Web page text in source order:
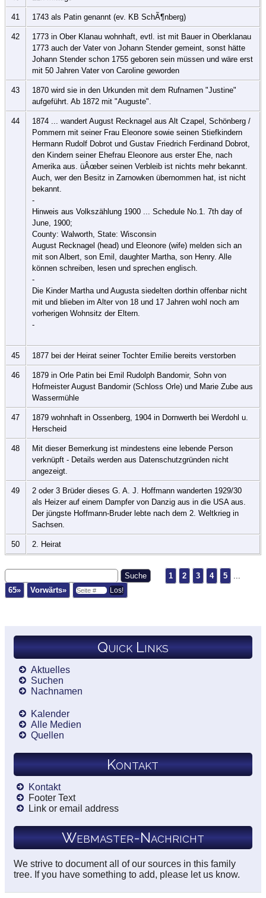
41 1743 als Patin genannt (ev. KB SchÃ¶nberg)
42
1773 in Ober Klanau wohnhaft, evtl. ist mit Bauer in Oberklanau
1773 auch der Vater von Johann Stender gemeint, sonst hätte
Johann Stender schon 1755 geboren sein müssen und wäre erst
mit 50 Jahren Vater von Caroline geworden
43
1870 wird sie in den Urkunden mit dem Rufnamen "Justine"
aufgeführt. Ab 1872 mit "Auguste".
44
1874 ... wandert August Recknagel aus Alt Czapel, Schönberg /
Pommern mit seiner Frau Eleonore sowie seinen Stiefkindern
Hermann Rudolf Dobrot und Gustav Friedrich Ferdinand Dobrot,
den Kindern seiner Ehefrau Eleonore aus erster Ehe, nach
Amerika aus. üÂœber seinen Verbleib ist nichts mehr bekannt.
Auch, wer den Besitz in Zarnowken übernommen hat, ist nicht
bekannt.
-
Hinweis aus Volkszählung 1900 ... Schedule No.1. 7th day of
June, 1900;
County: Walworth, State: Wisconsin
August Recknagel (head) und Eleonore (wife) melden sich an
mit son Albert, son Emil, daughter Martha, son Henry. Alle
können schreiben, lesen und sprechen englisch.
-
Die Kinder Martha und Augusta siedelten dorthin offenbar nicht
mit und blieben im Alter von 18 und 17 Jahren wohl noch am
vorherigen Wohnsitz der Eltern.
-
45 1877 bei der Heirat seiner Tochter Emilie bereits verstorben
46
1879 in Orle Patin bei Emil Rudolph Bandomir, Sohn von
Hofmeister August Bandomir (Schloss Orle) und Marie Zube aus
Wassermühle
47
1879 wohnhaft in Ossenberg, 1904 in Dornwerth bei Werdohl u.
Herscheid
48
Mit dieser Bemerkung ist mindestens eine lebende Person
verknüpft - Details werden aus Datenschutzgründen nicht
angezeigt.
49
2 oder 3 Brüder dieses G. A. J. Hoffmann wanderten 1929/30
als Heizer auf einem Dampfer von Danzig aus in die USA aus.
Der jüngste Hoffmann-Bruder lebte nach dem 2. Weltkrieg in
Sachsen.
50 2. Heirat
1 2 3 4 5
...
65»
Vorwärts»
Quick Links
Aktuelles
Suchen
Nachnamen
Kalender
Alle Medien
Quellen
Kontakt
Kontakt
Footer Text
Link or email address
Webmaster-Nachricht
We strive to document all of our sources in this family
tree. If you have something to add, please let us know.